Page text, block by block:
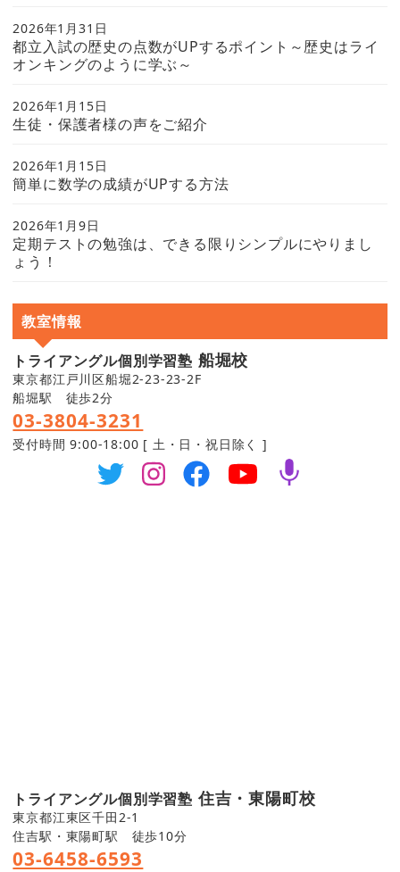
都立入試の歴史の点数がUPするポイント～歴史はライ
オンキングのように学ぶ～
2026年1月31日
生徒・保護者様の声をご紹介
2026年1月15日
簡単に数学の成績がUPする方法
2026年1月15日
定期テストの勉強は、できる限りシンプルにやりまし
ょう！
2026年1月9日
教室情報
トライアングル個別学習塾 船堀校
東京都江戸川区船堀2-23-23-2F
船堀駅 徒歩2分
03-3804-3231
受付時間 9:00-18:00 [ 土・日・祝日除く ]
トライアングル個別学習塾 住吉・東陽町校
東京都江東区千田2-1
住吉駅・東陽町駅 徒歩10分
03-6458-6593